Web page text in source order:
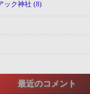
ク神社 (8)
最近のコメント